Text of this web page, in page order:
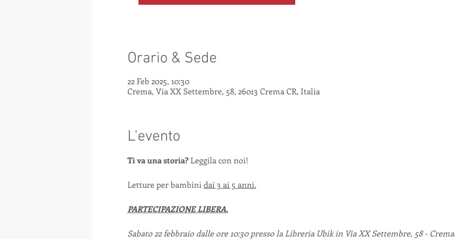
Orario & Sede
22 Feb 2025, 10:30
Crema, Via XX Settembre, 58, 26013 Crema CR, Italia
L'evento
Ti va una storia? Leggila con noi!
Letture per bambini dai 3 ai 5 anni.
PARTECIPAZIONE LIBERA.
Sabato 22 febbraio dalle ore 10:30 presso la Libreria Ubik in Via XX Settembre, 58 - Crema.